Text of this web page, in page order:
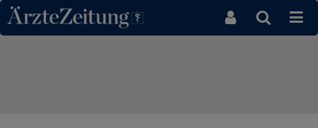
Direkt zum Inhaltsbereich